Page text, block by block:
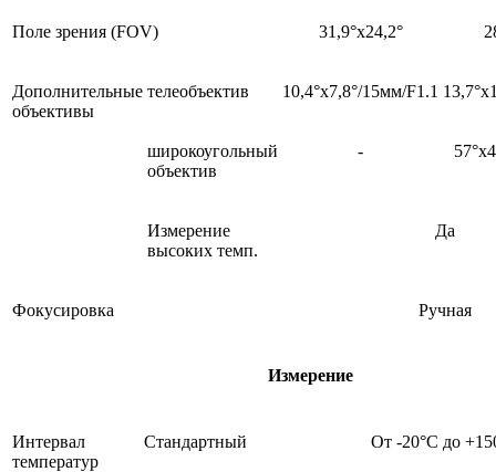
Поле зрения (FOV) 31,9°х24,2°
Дополнительные
объективы
телеобъектив 10,4°х7,8°/15мм/F1.1
широкоугольный
объектив
-
Измерение
высоких темп.
Да
Фокусировка Ручная
Измерение
Интервал
температур
Стандартный От -20°С до